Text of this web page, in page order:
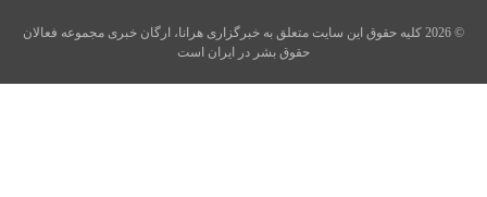
© 2026 کلیه حقوق این سایت متعلق به خبرگزاری هرانا، ارگان خبری مجموعه فعالان
حقوق بشر در ایران است